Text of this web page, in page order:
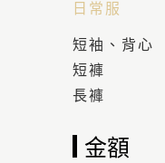
日常服
短袖、背心
短褲
長褲
金額